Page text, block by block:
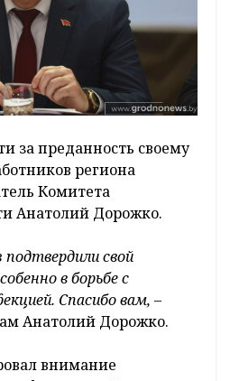
за преданность своему
региона
Комитета
Анатолий Дорожко.
подтвердили свой
в борьбе с
Спасибо вам, –
Анатолий Дорожко.
внимание